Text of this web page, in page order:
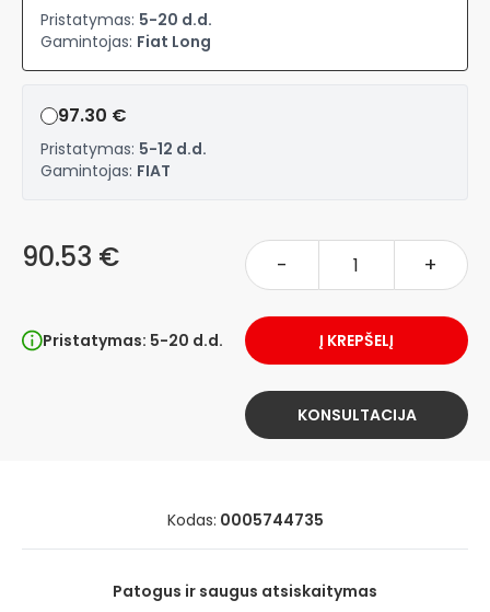
Pristatymas: 5-20 d.d.
Gamintojas: Fiat Long
97.30 €
Pristatymas: 5-12 d.d.
Gamintojas: FIAT
90.53 € - +
Pristatymas: 5-20 d.d. Į KREPŠELĮ
KONSULTACIJA
Kodas: 0005744735
Patogus ir saugus atsiskaitymas